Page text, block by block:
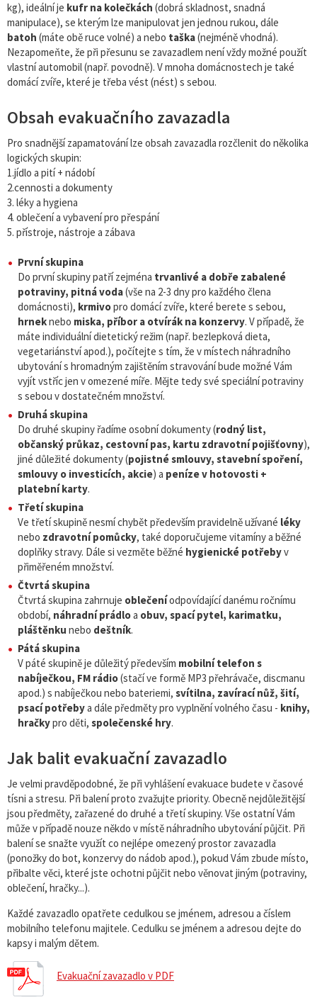
kg), ideální je kufr na kolečkách (dobrá skladnost, snadná
manipulace), se kterým lze manipulovat jen jednou rukou, dále
batoh (máte obě ruce volné) a nebo taška(nejméně vhodná).
Nezapomeňte, že při přesunu se zavazadlem není vždy možné použít
vlastní automobil (např. povodně). V mnoha domácnostech je také
domácí zvíře, které je třeba vést (nést) s sebou.
Obsah evakuačního zavazadla
Pro snadnější zapamatování lze obsah zavazadla rozčlenit do několika
logických skupin:
1.jídlo a pití + nádobí
2.cennosti a dokumenty
3. léky a hygiena
4. oblečení a vybavení pro přespání
5. přístroje, nástroje a zábava
První skupina
Do první skupiny patří zejména trvanlivé a dobře zabalené
potraviny, pitná voda(vše na 2-3 dny pro každého člena
domácnosti), krmivopro domácí zvíře, které berete s sebou,
hrneknebo miska, příbor a otvírák na konzervy. V případě, že
máte individuální dietetický režim (např. bezlepková dieta,
vegetariánství apod.), počítejte s tím, že v místech náhradního
ubytování s hromadným zajištěním stravování bude možné Vám
vyjít vstříc jen v omezené míře. Mějte tedy své speciální potraviny
s sebou v dostatečném množství.
Druhá skupina
Do druhé skupiny řadíme osobní dokumenty (rodný list,
občanský průkaz, cestovní pas, kartu zdravotní pojišťovny),
jiné důležité dokumenty (pojistné smlouvy, stavební spoření,
smlouvy o investicích, akcie) a peníze v hotovosti +
platební karty.
Třetí skupina
Ve třetí skupině nesmí chybět především pravidelně užívané léky
nebo zdravotní pomůcky, také doporučujeme vitamíny a běžné
doplňky stravy. Dále si vezměte běžné hygienické potřebyv
přiměřeném množství.
Čtvrtá skupina
Čtvrtá skupina zahrnuje oblečeníodpovídající danému ročnímu
období, náhradní prádloa obuv, spací pytel, karimatku,
pláštěnku nebo deštník.
Pátá skupina
V páté skupině je důležitý především mobilní telefon s
nabíječkou, FM rádio(stačí ve formě MP3 přehrávače, discmanu
apod.) s nabíječkou nebo bateriemi, svítilna, zavírací nůž, šití,
psací potřebya dále předměty pro vyplnění volného času - knihy,
hračkypro děti, společenské hry.
Jak balit evakuační zavazadlo
Je velmi pravděpodobné, že při vyhlášení evakuace budete v časové
tísni a stresu. Při balení proto zvažujte priority. Obecně nejdůležitější
jsou předměty, zařazené do druhé a třetí skupiny. Vše ostatní Vám
může v případě nouze někdo v místě náhradního ubytování půjčit. Při
balení se snažte využít co nejlépe omezený prostor zavazadla
(ponožky do bot, konzervy do nádob apod.), pokud Vám zbude místo,
přibalte věci, které jste ochotni půjčit nebo věnovat jiným (potraviny,
oblečení, hračky...).
Každé zavazadlo opatřete cedulkou se jménem, adresou a číslem
mobilního telefonu majitele. Cedulku se jménem a adresou dejte do
kapsy i malým dětem.
Evakuační zavazadlo v PDF